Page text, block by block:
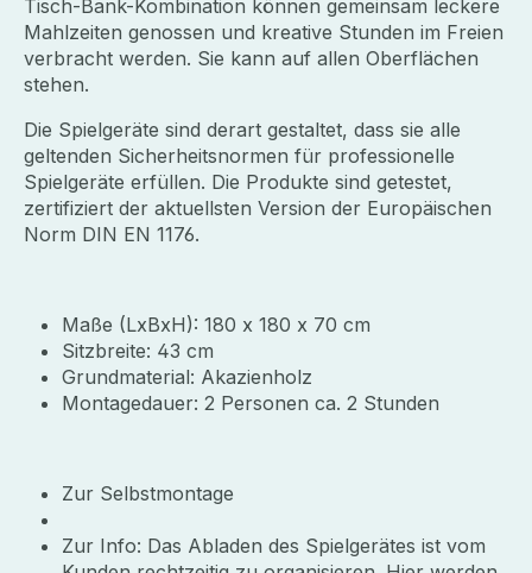
Tisch-Bank-Kombination können gemeinsam leckere
Mahlzeiten genossen und kreative Stunden im Freien
verbracht werden. Sie kann auf allen Oberflächen
stehen.
Die Spielgeräte sind derart gestaltet, dass sie alle
geltenden Sicherheitsnormen für professionelle
Spielgeräte erfüllen. Die Produkte sind getestet,
zertifiziert der aktuellsten Version der Europäischen
Norm DIN EN 1176.
Maße (LxBxH): 180 x 180 x 70 cm
Sitzbreite: 43 cm
Grundmaterial: Akazienholz
Montagedauer: 2 Personen ca. 2 Stunden
Zur Selbstmontage
Zur Info: Das Abladen des Spielgerätes ist vom